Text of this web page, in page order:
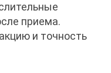
приема.
и точность